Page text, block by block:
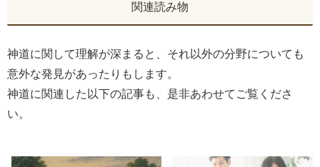
関連読み物
神道に関して理解が深まると、それ以外の分野についても
意外な発見があったりもします。
神道に関連した以下の記事も、是非あわせてご覧くださ
い。